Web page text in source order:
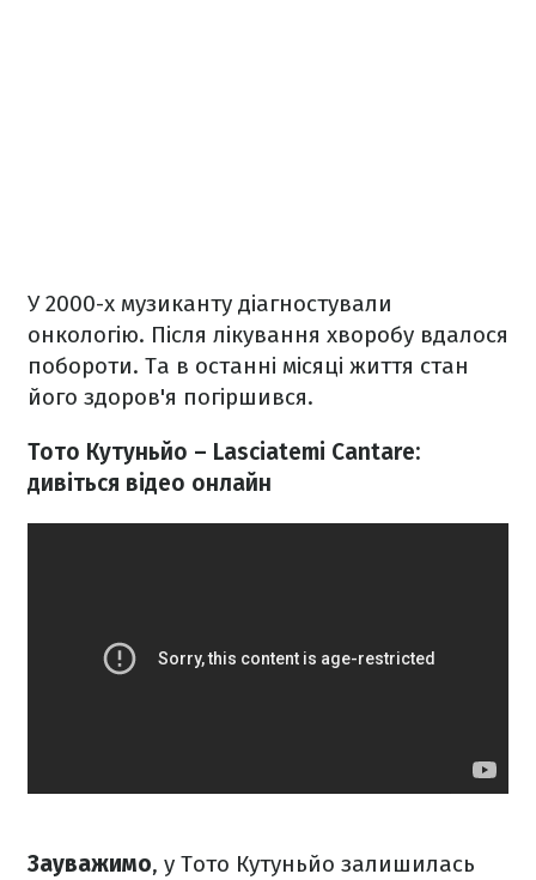
У 2000-х музиканту діагностували
онкологію. Після лікування хворобу вдалося
побороти. Та в останні місяці життя стан
його здоров'я погіршився.
Тото Кутуньйо – Lasciatemi Cantare:
дивіться відео онлайн
Зауважимо, у Тото Кутуньйо залишилась